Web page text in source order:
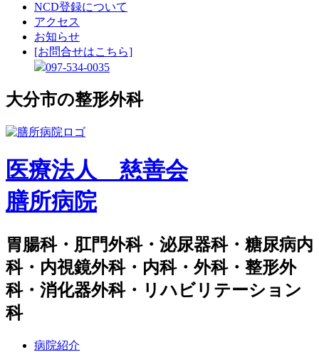
NCD登録について
アクセス
お知らせ
[お問合せはこちら]
097-534-0035
⼤分市の整形外科
医療法人 慈善会
膳所病院
胃腸科・肛門外科・泌尿器科・糖尿病内
科・内視鏡外科・内科・外科・整形外
科・消化器外科・リハビリテーション
科
病院紹介